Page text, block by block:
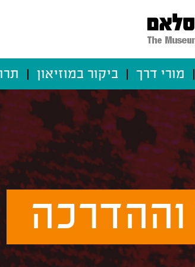
מורי דרך ביקור במוזיאון